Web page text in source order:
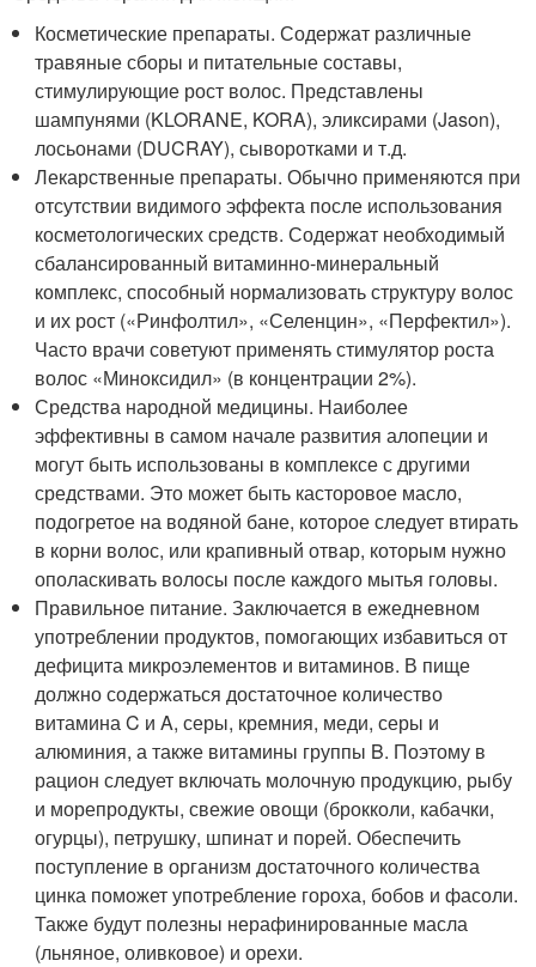
Косметические препараты. Содержат различные
травяные сборы и питательные составы,
стимулирующие рост волос. Представлены
шампунями (KLORANE, KORA), эликсирами (Jason),
лосьонами (DUCRAY), сыворотками и т.д.
Лекарственные препараты. Обычно применяются при
отсутствии видимого эффекта после использования
косметологических средств. Содержат необходимый
сбалансированный витаминно-минеральный
комплекс, способный нормализовать структуру волос
и их рост («Ринфолтил», «Селенцин», «Перфектил»).
Часто врачи советуют применять стимулятор роста
волос «Миноксидил» (в концентрации 2%).
Средства народной медицины. Наиболее
эффективны в самом начале развития алопеции и
могут быть использованы в комплексе с другими
средствами. Это может быть касторовое масло,
подогретое на водяной бане, которое следует втирать
в корни волос, или крапивный отвар, которым нужно
ополаскивать волосы после каждого мытья головы.
Правильное питание. Заключается в ежедневном
употреблении продуктов, помогающих избавиться от
дефицита микроэлементов и витаминов. В пище
должно содержаться достаточное количество
витамина C и A, серы, кремния, меди, серы и
алюминия, а также витамины группы B. Поэтому в
рацион следует включать молочную продукцию, рыбу
и морепродукты, свежие овощи (брокколи, кабачки,
огурцы), петрушку, шпинат и порей. Обеспечить
поступление в организм достаточного количества
цинка поможет употребление гороха, бобов и фасоли.
Также будут полезны нерафинированные масла
(льняное, оливковое) и орехи.